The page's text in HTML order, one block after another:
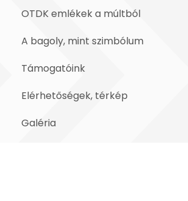
OTDK emlékek a múltból
A bagoly, mint szimbólum
Támogatóink
Elérhetőségek, térkép
Galéria